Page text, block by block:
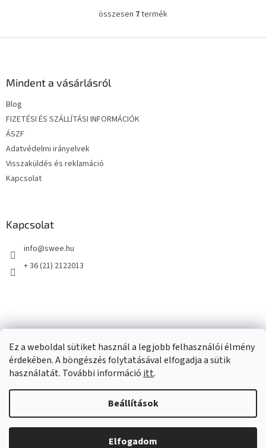
Ez a weboldal sütiket használ a legjobb felhasználói élmény
érdekében. A böngészés folytatásával elfogadja a sütik
használatát. További információ itt.
Beállítások
Elfogadom
L
s
y
összesen 7termék
Mindent a vásárlásról
Blog
FIZETÉSI ÉS SZÁLLÍTÁSI INFORMÁCIÓK
ÁSZF
Adatvédelmi irányelvek
Visszaküldés és reklamáció
Kapcsolat
Kapcsolat
info@swee.hu
+ 36 (21) 2122013
Shoptet készítette
swee.hu. Minden jog fenntartva.